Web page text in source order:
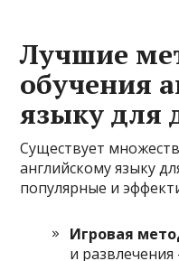
Лучшие
обучения
языку для
Существует
английскому языку
популярные и
Игровая
и